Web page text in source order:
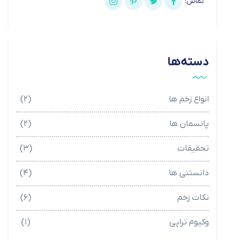
دسته‌ها
انواع زخم ها
پانسمان ها
تحقیقات
دانستنی ها
نکات زخم
وکیوم تراپی